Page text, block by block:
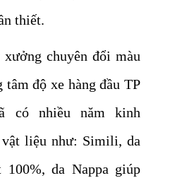
thiết.
chuyên đổi màu
độ xe hàng đầu TP
có nhiều năm kinh
liệu như: Simili, da
100%, da Nappa giúp